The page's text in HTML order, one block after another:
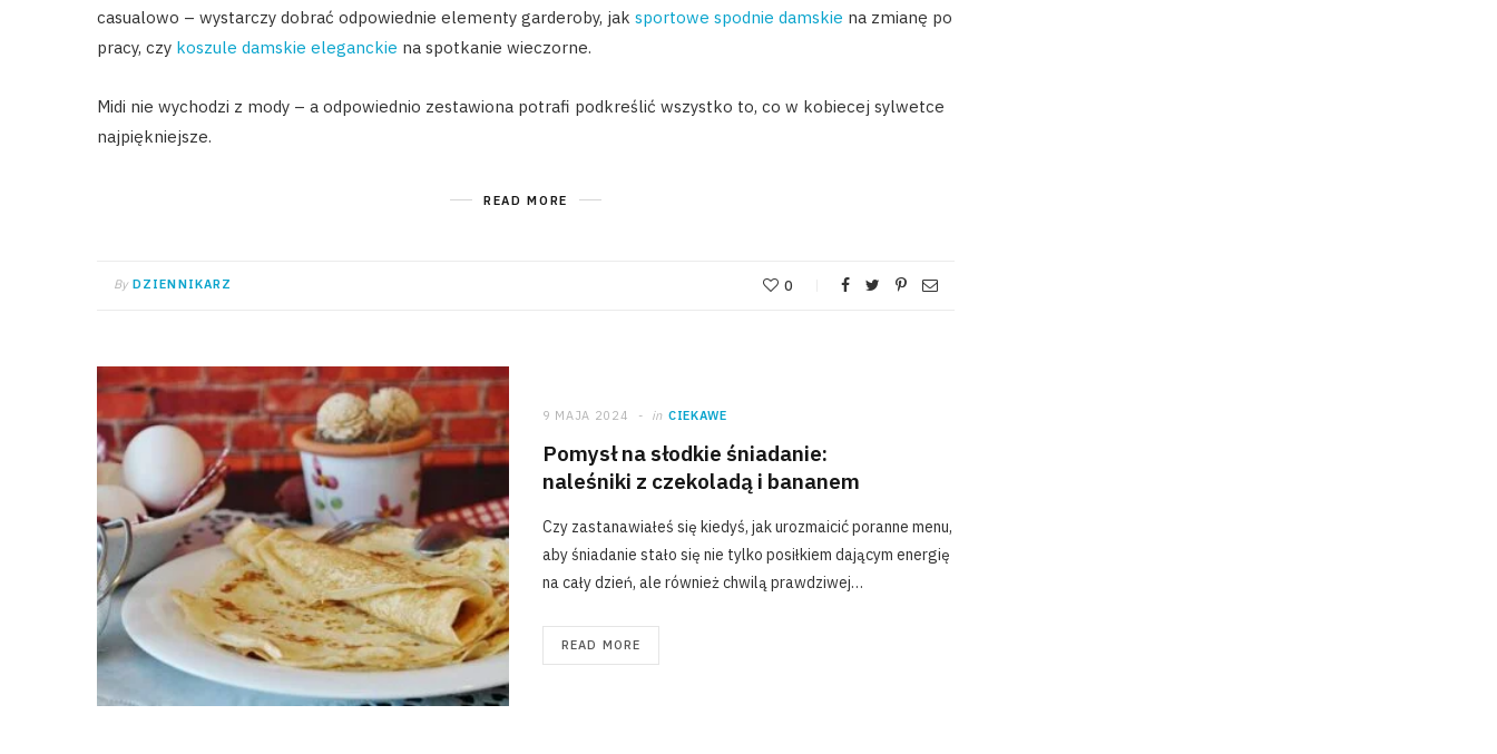
casualowo – wystarczy dobrać odpowiednie elementy garderoby, jak sportowe spodnie damskie na zmianę po
pracy, czy koszule damskie eleganckie na spotkanie wieczorne.
Midi nie wychodzi z mody – a odpowiednio zestawiona potrafi podkreślić wszystko to, co w kobiecej sylwetce
najpiękniejsze.
READ MORE
By DZIENNIKARZ 0
9 MAJA 2024 in CIEKAWE
Pomysł na słodkie śniadanie:
naleśniki z czekoladą i bananem
Czy zastanawiałeś się kiedyś, jak urozmaicić poranne menu,
aby śniadanie stało się nie tylko posiłkiem dającym energię
na cały dzień, ale również chwilą prawdziwej…
READ MORE